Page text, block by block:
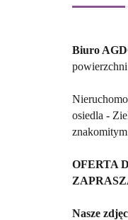
Biuro
osiedla -
OFERTA
Nasze